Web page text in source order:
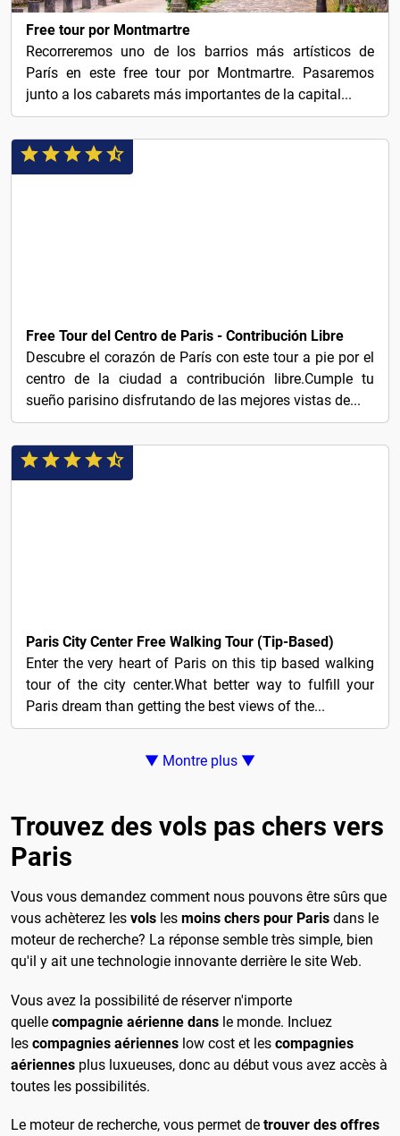
Free tour por Montmartre
Recorreremos uno de los barrios más artísticos de
París en este free tour por Montmartre. Pasaremos
junto a los cabarets más importantes de la capital...
Free Tour del Centro de Paris - Contribución Libre
Descubre el corazón de París con este tour a pie por el
centro de la ciudad a contribución libre.Cumple tu
sueño parisino disfrutando de las mejores vistas de...
Paris City Center Free Walking Tour (Tip-Based)
Enter the very heart of Paris on this tip based walking
tour of the city center.What better way to fulfill your
Paris dream than getting the best views of the...
▼ Montre plus ▼
Trouvez des vols pas chers vers
Paris
Vous vous demandez comment nous pouvons être sûrs que
vous achèterez les vols les moins chers pour Paris dans le
moteur de recherche? La réponse semble très simple, bien
qu'il y ait une technologie innovante derrière le site Web.
Vous avez la possibilité de réserver n'importe
quelle compagnie aérienne dans le monde. Incluez
les compagnies aériennes low cost et les compagnies
aériennes plus luxueuses, donc au début vous avez accès à
toutes les possibilités.
Le moteur de recherche, vous permet de trouver des offres